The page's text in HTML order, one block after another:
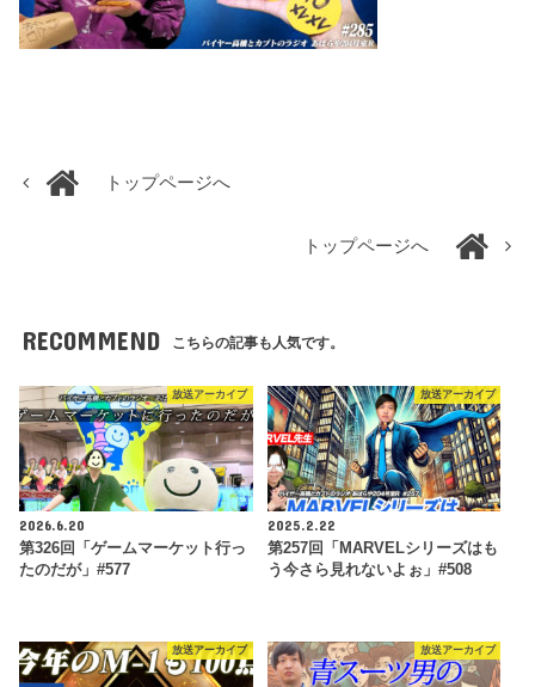
トップページへ
トップページへ
RECOMMEND こちらの記事も人気です。
放送アーカイブ
2026.6.20
第326回「ゲームマーケット行っ
たのだが」#577
放送アーカイブ
2025.2.22
第257回「MARVELシリーズはも
う今さら見れないよぉ」#508
放送アーカイブ 放送アーカイブ